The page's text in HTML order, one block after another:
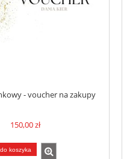
- voucher na zakupy
150,00 zł
do koszyka